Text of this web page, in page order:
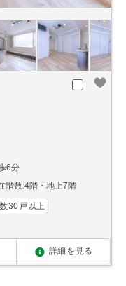
6分
階数:4階・地上7階
30戸以上
詳細を見る